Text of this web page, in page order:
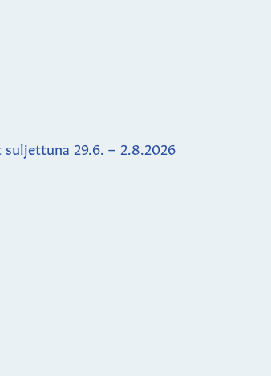
suljettuna 29.6. – 2.8.2026